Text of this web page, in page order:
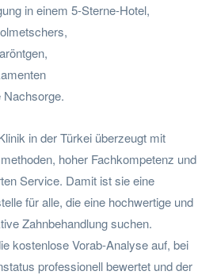
in einem 5-Sterne-Hotel,
in der Türkei überzeugt mit
hoher Fachkompetenz und
Service. Damit ist sie eine
für alle, die eine hochwertige und
Zahnbehandlung suchen.
kostenlose Vorab-Analyse auf, bei
professionell bewertet und der